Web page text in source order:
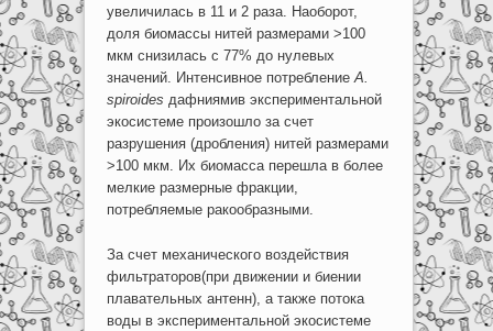
увеличилась в 11 и 2 раза. Наоборот,
доля биомассы нитей размерами >100
мкм снизилась с 77% до нулевых
значений. Интенсивное потреблениеA.
spiroides дафниямив экспериментальной
экосистеме произошло за счет
разрушения (дробления) нитей размерами
>100 мкм. Их биомасса перешла в более
мелкие размерные фракции,
потребляемые ракообразными.
За счет механического воздействия
фильтраторов(при движении и биении
плавательных антенн), а также потока
воды в экспериментальной экосистеме